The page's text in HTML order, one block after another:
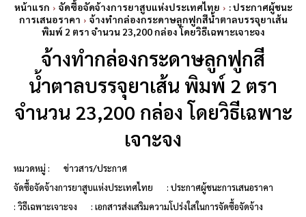
หน้าแรก จัดซื้อจัดจ้างการยาสูบแห่งประเทศไทย
: ประกาศผู้ชนะ
การเสนอราคา
จ้างทำกล่องกระดาษลูกฟูกสีน้ำตาลบรรจุยาเส้น
พิมพ์ 2 ตรา จำนวน 23,200 กล่อง โดยวิธีเฉพาะเจาะจง
จ้างทำกล่องกระดาษลูกฟูกสี
น้ำตาลบรรจุยาเส้น พิมพ์ 2 ตรา
จำนวน 23,200 กล่อง โดยวิธีเฉพาะ
เจาะจง
หมวดหมู่ :
ข่าวสาร/ประกาศ
จัดซื้อจัดจ้างการยาสูบแห่งประเทศไทย
: ประกาศผู้ชนะการเสนอราคา
: วิธีเฉพาะเจาะจง
: เอกสารส่งเสริมความโปร่งใสในการจัดซื้อจัดจ้าง